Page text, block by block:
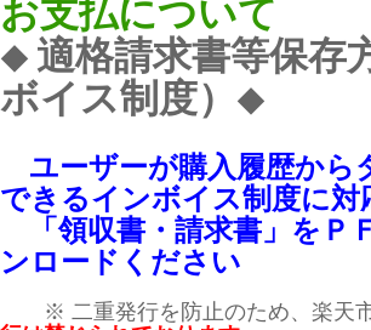
お支払について
◆ 適格請求書等保存
ボイス制度）
◆
ユーザーが購入履歴から
できるインボイス制度に対
「領収書・請求書」をＰ
ンロードください
※ 二重発行を防止のため、楽天